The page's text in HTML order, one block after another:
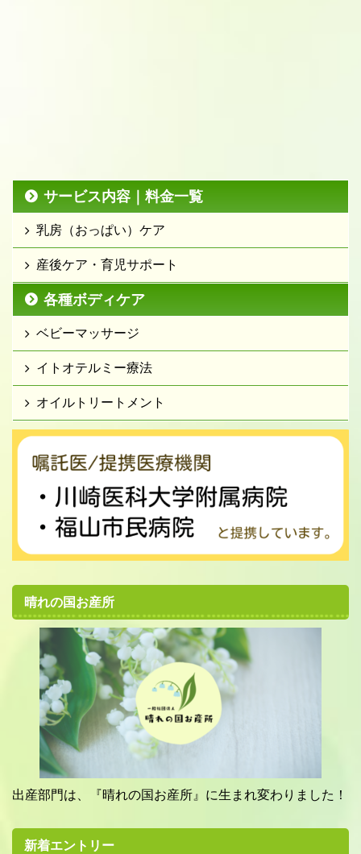
サービス内容｜料金一覧
乳房（おっぱい）ケア
産後ケア・育児サポート
各種ボディケア
ベビーマッサージ
イトオテルミー療法
オイルトリートメント
晴れの国お産所
出産部門は、『晴れの国お産所』に生まれ変わりました！
新着エントリー